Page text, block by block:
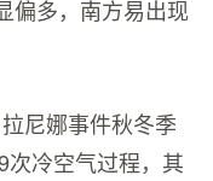
偏多，南方易出现
尼娜事件秋冬季
次冷空气过程，其